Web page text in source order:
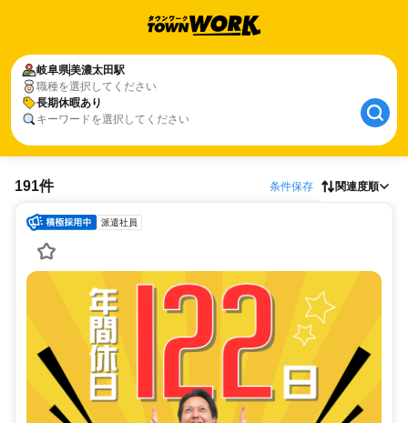
岐阜県美濃太田駅
職種を選択してください
長期休暇あり
キーワードを選択してください
191件 条件保存 関連度順
派遣社員